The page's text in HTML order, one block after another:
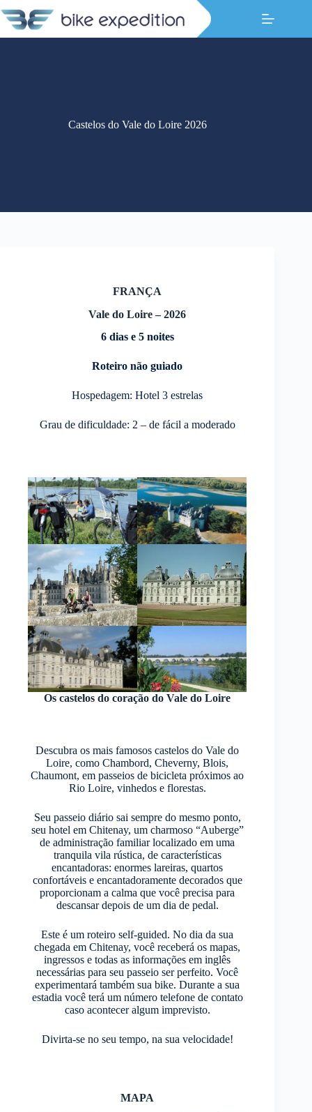
para
Castelos do Vale do Loire 2026
FRANÇA
Vale do Loire – 2026
6 dias e 5 noites
Roteiro não guiado
Hospedagem: Hotel 3 estrelas
Grau de dificuldade: 2 – de fácil a moderado
Os castelos do coração do Vale do Loire
Descubra os mais famosos castelos do Vale do
Loire, como Chambord, Cheverny, Blois,
Chaumont, em passeios de bicicleta próximos ao
Rio Loire, vinhedos e florestas.
Seu passeio diário sai sempre do mesmo ponto,
seu hotel em Chitenay, um charmoso “Auberge”
de administração familiar localizado em uma
tranquila vila rústica, de características
encantadoras: enormes lareiras, quartos
confortáveis e encantadoramente decorados que
proporcionam a calma que você precisa para
descansar depois de um dia de pedal.
Este é um roteiro self-guided. No dia da sua
chegada em Chitenay, você receberá os mapas,
ingressos e todas as informações em inglês
necessárias para seu passeio ser perfeito. Você
experimentará também sua bike. Durante a sua
estadia você terá um número telefone de contato
caso acontecer algum imprevisto.
Divirta-se no seu tempo, na sua velocidade!
MAPA